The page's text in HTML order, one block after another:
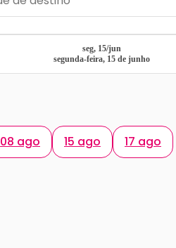
seg, 15/jun
segunda-feira, 15 de junho
08 ago 15 ago 17 ago